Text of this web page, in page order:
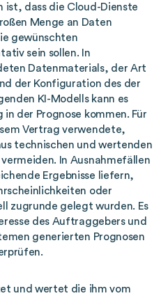
dass die Cloud-Dienste
Menge an Daten
gewünschten
sein sollen. In
Datenmaterials, der Art
der Konfiguration des der
KI-Modells kann es
der Prognose kommen. Für
Vertrag verwendete,
technischen und wertenden
In Ausnahmefällen
Ergebnisse liefern,
oder
zugrunde gelegt wurden. Es
des Auftraggebers und
generierten Prognosen
und wertet die ihm vom